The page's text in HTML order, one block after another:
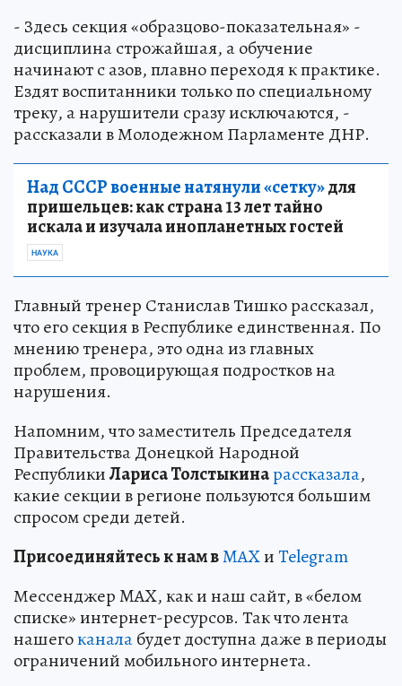
- Здесь секция «образцово-показательная» -
дисциплина строжайшая, а обучение
начинают с азов, плавно переходя к практике.
Ездят воспитанники только по специальному
треку, а нарушители сразу исключаются, -
рассказали в Молодежном Парламенте ДНР.
Над СССР военные натянули «сетку»для
пришельцев: как страна 13 лет тайно
искала и изучала инопланетных гостей
НАУКА
Главный тренер Станислав Тишко рассказал,
что его секция в Республике единственная. По
мнению тренера, это одна из главных
проблем, провоцирующая подростков на
нарушения.
Напомним, что заместитель Председателя
Правительства Донецкой Народной
РеспубликиЛариса Толстыкинарассказала,
какие секции в регионе пользуются большим
спросом среди детей.
Присоединяйтесь к нам вMAXиTelegram
Мессенджер MAX, как и наш сайт, в «белом
списке» интернет-ресурсов. Так что лента
нашегоканалабудет доступна даже в периоды
ограничений мобильного интернета.